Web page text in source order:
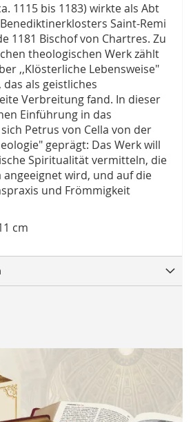
1115 bis 1183) wirkte als Abt
Saint-Remi
1181 Bischof von Chartres. Zu
theologischen Werk zählt
,,Klösterliche Lebensweise"
als geistliches
Verbreitung fand. In dieser
Einführung in das
Petrus von Cella von der
geprägt: Das Werk will
Spiritualität vermitteln, die
wird, und auf die
und Frömmigkeit
cm